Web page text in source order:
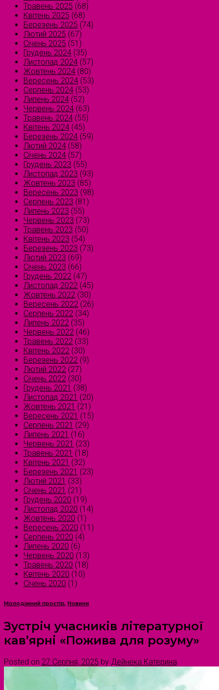
Травень 2025 (68)
Квітень 2025 (68)
Березень 2025 (74)
Лютий 2025 (67)
Січень 2025 (51)
Грудень 2024 (35)
Листопад 2024 (57)
Жовтень 2024 (80)
Вересень 2024 (53)
Серпень 2024 (53)
Липень 2024 (52)
Червень 2024 (63)
Травень 2024 (55)
Квітень 2024 (45)
Березень 2024 (59)
Лютий 2024 (58)
Січень 2024 (57)
Грудень 2023 (55)
Листопад 2023 (93)
Жовтень 2023 (85)
Вересень 2023 (98)
Серпень 2023 (81)
Липень 2023 (55)
Червень 2023 (73)
Травень 2023 (50)
Квітень 2023 (54)
Березень 2023 (73)
Лютий 2023 (69)
Січень 2023 (66)
Грудень 2022 (47)
Листопад 2022 (45)
Жовтень 2022 (30)
Вересень 2022 (26)
Серпень 2022 (34)
Липень 2022 (35)
Червень 2022 (46)
Травень 2022 (33)
Квітень 2022 (30)
Березень 2022 (9)
Лютий 2022 (27)
Січень 2022 (30)
Грудень 2021 (38)
Листопад 2021 (20)
Жовтень 2021 (21)
Вересень 2021 (15)
Серпень 2021 (29)
Липень 2021 (16)
Червень 2021 (23)
Травень 2021 (18)
Квітень 2021 (32)
Березень 2021 (23)
Лютий 2021 (33)
Січень 2021 (21)
Грудень 2020 (19)
Листопад 2020 (14)
Жовтень 2020 (1)
Вересень 2020 (11)
Серпень 2020 (4)
Липень 2020 (6)
Червень 2020 (13)
Травень 2020 (18)
Квітень 2020 (10)
Січень 2020 (1)
Молодіжний простір, Новини
Зустріч учасників літературної
кав’ярні «Пожива для розуму»
Posted on 27 Серпня, 2025 by Дейнека Катерина